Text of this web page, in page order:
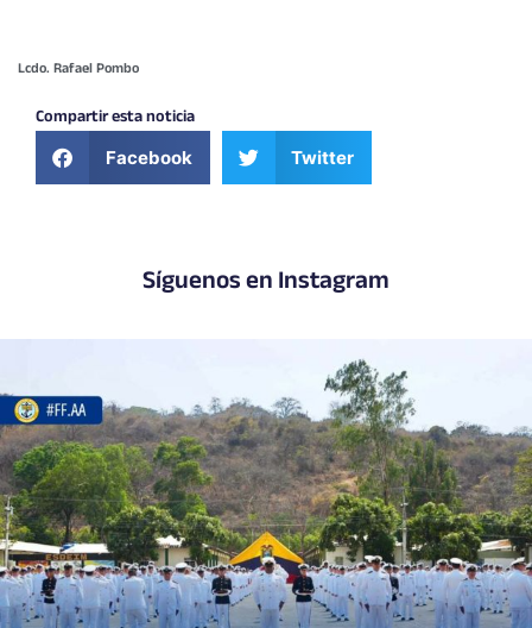
Lcdo. Rafael Pombo
Compartir esta noticia
Facebook Twitter
Síguenos en Instagram